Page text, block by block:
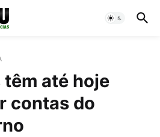
até hoje
contas do